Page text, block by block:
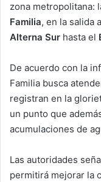
zona metropolitana:
Familia, en la salida
Alterna Sur hasta el
De acuerdo con la
Familia busca
registran en la
un punto que
acumulaciones de
Las autoridades
permitirá mejorar la